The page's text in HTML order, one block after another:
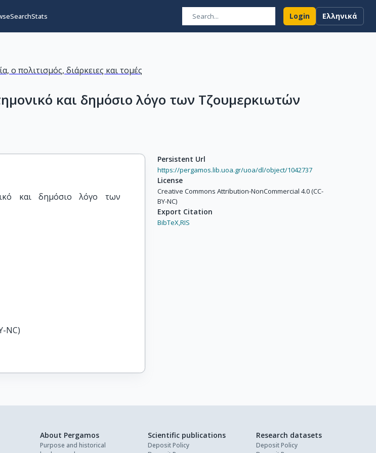
SearchStats Login Ελληνικά
ο πολιτισμός, διάρκειες και τομές
και δημόσιο λόγο των Τζουμερκιωτών
και δημόσιο λόγο των
NC)
Persistent Url
https://pergamos.lib.uoa.gr/uoa/dl/object/1042737
License
Creative Commons Attribution-NonCommercial 4.0 (CC-
BY-NC)
Export Citation
BibTeX,RIS
About Pergamos
Purpose and historical
Scientific publications
Deposit Policy
Research datasets
Deposit Policy